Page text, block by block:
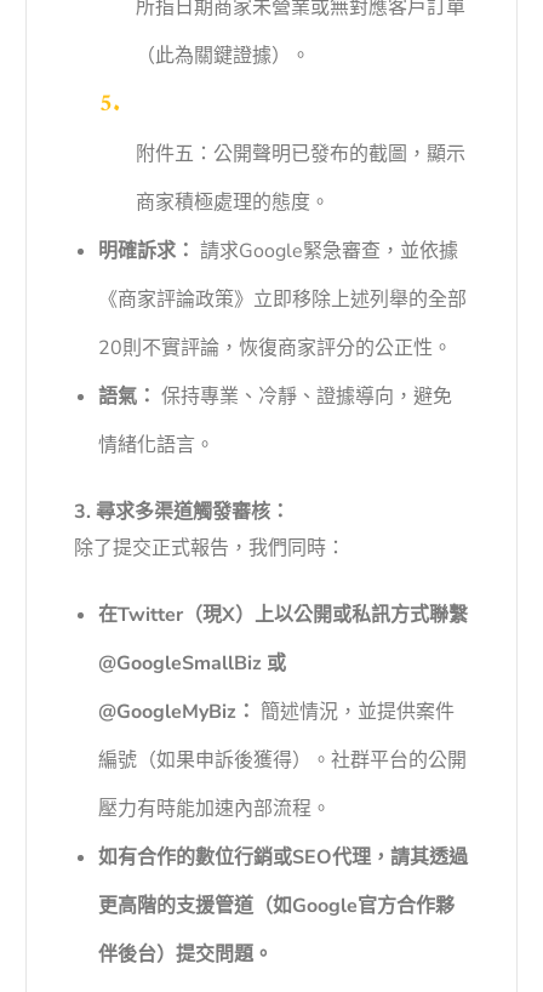
所指日期商家未營業或無對應客戶訂單
（此為關鍵證據）。
附件五：公開聲明已發布的截圖，顯示
商家積極處理的態度。
明確訴求： 請求Google緊急審查，並依據
《商家評論政策》立即移除上述列舉的全部
20則不實評論，恢復商家評分的公正性。
語氣： 保持專業、冷靜、證據導向，避免
情緒化語言。
3. 尋求多渠道觸發審核：
除了提交正式報告，我們同時：
在Twitter（現X）上以公開或私訊方式聯繫
@GoogleSmallBiz 或
@GoogleMyBiz： 簡述情況，並提供案件
編號（如果申訴後獲得）。社群平台的公開
壓力有時能加速內部流程。
如有合作的數位行銷或SEO代理，請其透過
更高階的支援管道（如Google官方合作夥
伴後台）提交問題。